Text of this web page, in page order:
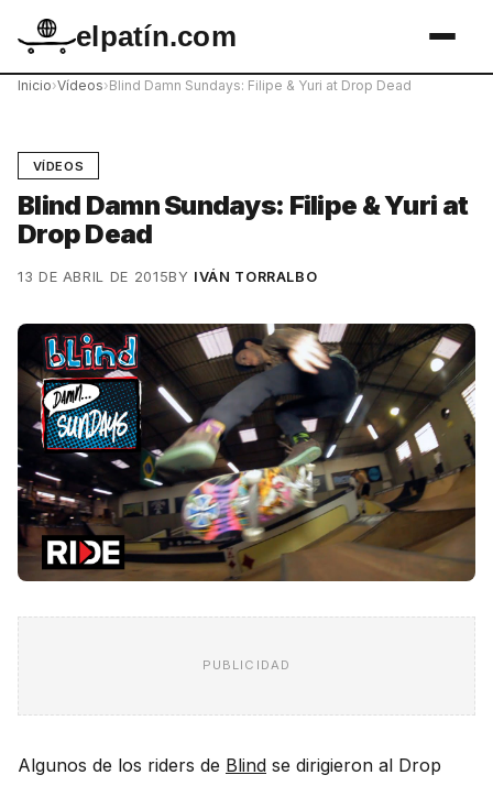
elpatín.com
Inicio›Vídeos›Blind Damn Sundays: Filipe & Yuri at Drop Dead
VÍDEOS
Blind Damn Sundays: Filipe & Yuri at
Drop Dead
13 DE ABRIL DE 2015BY IVÁN TORRALBO
PUBLICIDAD
Algunos de los riders de Blind se dirigieron al Drop